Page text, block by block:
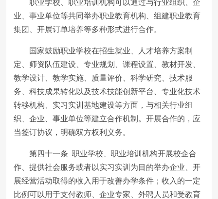
职业学校、职业培训机构可以通过与行业组织、企
业、事业单位等共同举办职业教育机构、组建职业教育
集团、开展订单培养等多种形式进行合作。
国家鼓励职业学校在招生就业、人才培养方案制
定、师资队伍建设、专业规划、课程设置、教材开发、
教学设计、教学实施、质量评价、科学研究、技术服
务、科技成果转化以及技术技能创新平台、专业化技术
转移机构、实习实训基地建设等方面，与相关行业组
织、企业、事业单位等建立合作机制。开展合作的，应
当签订协议，明确双方权利义务。
第四十一条 职业学校、职业培训机构开展校企合
作、提供社会服务或者以实习实训为目的举办企业、开
展经营活动取得的收入用于改善办学条件；收入的一定
比例可以用于支付教师、企业专家、外聘人员和受教育